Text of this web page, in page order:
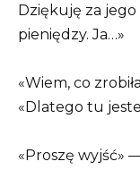
Dziękuję za jego
pieniędzy. Ja…»
«Wiem, co
«Dlatego tu
«Proszę wyjść»